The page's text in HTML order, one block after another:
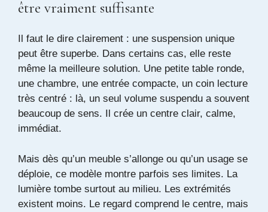
être vraiment suffisante
Il faut le dire clairement : une suspension unique
peut être superbe. Dans certains cas, elle reste
même la meilleure solution. Une petite table ronde,
une chambre, une entrée compacte, un coin lecture
très centré : là, un seul volume suspendu a souvent
beaucoup de sens. Il crée un centre clair, calme,
immédiat.
Mais dès qu’un meuble s’allonge ou qu’un usage se
déploie, ce modèle montre parfois ses limites. La
lumière tombe surtout au milieu. Les extrémités
existent moins. Le regard comprend le centre, mais